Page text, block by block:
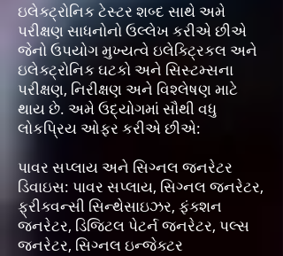
ઇલેક્ટ્રોનિક ટેસ્ટર શબ્દ સાથે અમે
પરીક્ષણ સાધનોનો ઉલ્લેખ કરીએ છીએ
જેનો ઉપયોગ મુખ્યત્વે ઇલેક્ટ્રિકલ અને
ઇલેક્ટ્રોનિક ઘટકો અને સિસ્ટમ્સના
પરીક્ષણ, નિરીક્ષણ અને વિશ્લેષણ માટે
થાય છે. અમે ઉદ્યોગમાં સૌથી વધુ
લોકપ્રિય ઓફર કરીએ છીએ:
પાવર સપ્લાય અને સિગ્નલ જનરેટર
ડિવાઇસ: પાવર સપ્લાય, સિગ્નલ જનરેટર,
ફ્રીક્વન્સી સિન્થેસાઇઝર, ફંક્શન
જનરેટર, ડિજિટલ પેટર્ન જનરેટર, પલ્સ
જનરેટર, સિગ્નલ ઇન્જેક્ટર